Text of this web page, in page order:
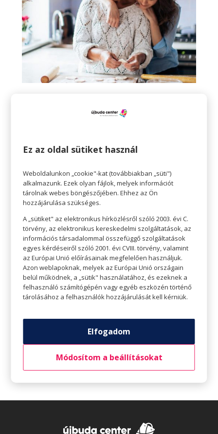
Gottmann József|máj 2, 2023
anyák napjára – hogy az idén kicsit máshogy
megünnepeljük az édesanyákat. Ki virággal, ki egy
öleléssel, finom ebéddel, kedves ajándékkal lepi meg
az anyukáját. Ha...
Legutóbbi bejegyzések
Fressnapf: Augusztusi akciók
Pepco: Biopamut babaruhák
Legutóbbi hozzászólások
Ez az oldal sütiket használ
Weboldalunkon „cookie"-kat (továbbiakban „süti")
alkalmazunk. Ezek olyan fájlok, melyek információt
tárolnak webes böngészőjében. Ehhez az Ön
hozzájárulása szükséges.
A „sütiket" az elektronikus hírközlésről szóló 2003. évi C.
törvény, az elektronikus kereskedelmi szolgáltatások, az
információs társadalommal összefüggő szolgáltatások
egyes kérdéseiről szóló 2001. évi CVIII. törvény, valamint
az Európai Unió előírásainak megfelelően használjuk.
Azon weblapoknak, melyek az Európai Unió országain
belül működnek, a „sütik" használatához, és ezeknek a
felhasználó számítógépén vagy egyéb eszközén történő
tárolásához a felhasználók hozzájárulását kell kérniük.
Elfogadom
Módosítom a beállításokat